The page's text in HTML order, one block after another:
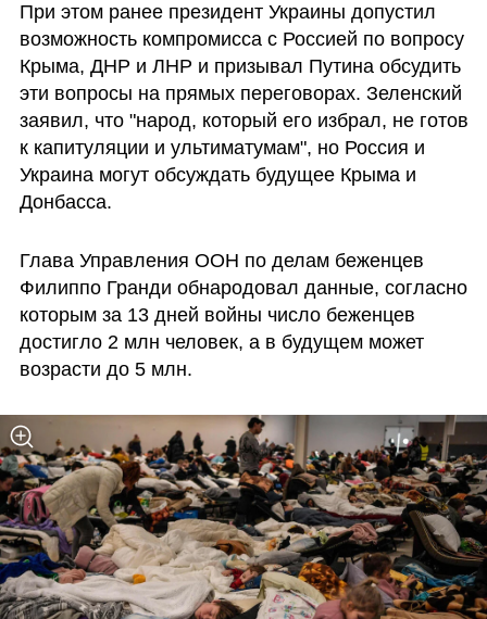
При этом ранее президент Украины допустил
возможность компромисса с Россией по вопросу
Крыма, ДНР и ЛНР и призывал Путина обсудить
эти вопросы на прямых переговорах. Зеленский
заявил, что "народ, который его избрал, не готов
к капитуляции и ультиматумам", но Россия и
Украина могут обсуждать будущее Крыма и
Донбасса.
Глава Управления ООН по делам беженцев
Филиппо Гранди обнародовал данные, согласно
которым за 13 дней войны число беженцев
достигло 2 млн человек, а в будущем может
возрасти до 5 млн.